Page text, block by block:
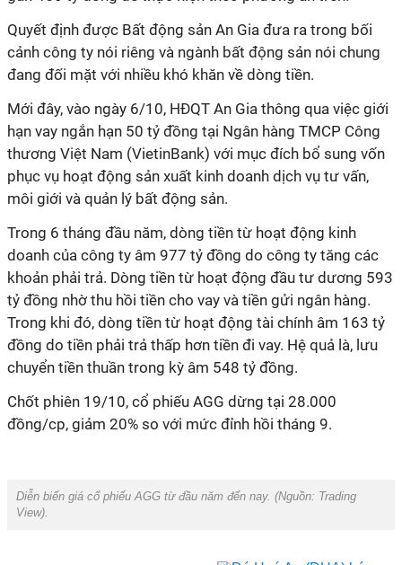
Quyết định được Bất động sản An Gia đưa ra trong bối
cảnh công ty nói riêng và ngành bất động sản nói chung
đang đối mặt với nhiều khó khăn về dòng tiền.
Mới đây, vào ngày 6/10, HĐQT An Gia thông qua việc giới
hạn vay ngắn hạn 50 tỷ đồng tại Ngân hàng TMCP Công
thương Việt Nam (VietinBank) với mục đích bổ sung vốn
phục vụ hoạt động sản xuất kinh doanh dịch vụ tư vấn,
môi giới và quản lý bất động sản.
Trong 6 tháng đầu năm, dòng tiền từ hoạt động kinh
doanh của công ty âm 977 tỷ đồng do công ty tăng các
khoản phải trả. Dòng tiền từ hoạt động đầu tư dương 593
tỷ đồng nhờ thu hồi tiền cho vay và tiền gửi ngân hàng.
Trong khi đó, dòng tiền từ hoạt động tài chính âm 163 tỷ
đồng do tiền phải trả thấp hơn tiền đi vay. Hệ quả là, lưu
chuyển tiền thuần trong kỳ âm 548 tỷ đồng.
Chốt phiên 19/10, cổ phiếu AGG dừng tại 28.000
đồng/cp, giảm 20% so với mức đỉnh hồi tháng 9.
Diễn biến giá cổ phiếu AGG từ đầu năm đến nay. (Nguồn: Trading
View).